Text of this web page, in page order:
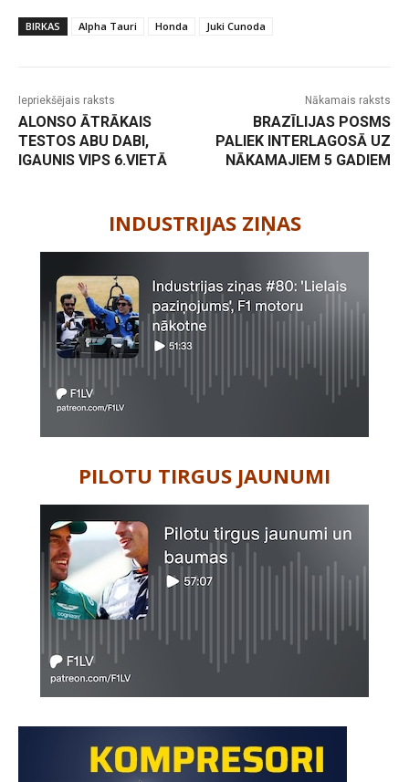
BIRKAS Alpha Tauri Honda Juki Cunoda
Iepriekšējais raksts
ALONSO ĀTRĀKAIS
TESTOS ABU DABI,
IGAUNIS VIPS 6.VIETĀ
Nākamais raksts
BRAZĪLIJAS POSMS
PALIEK INTERLAGOSĀ UZ
NĀKAMAJIEM 5 GADIEM
INDUSTRIJAS ZIŅAS
PILOTU TIRGUS JAUNUMI